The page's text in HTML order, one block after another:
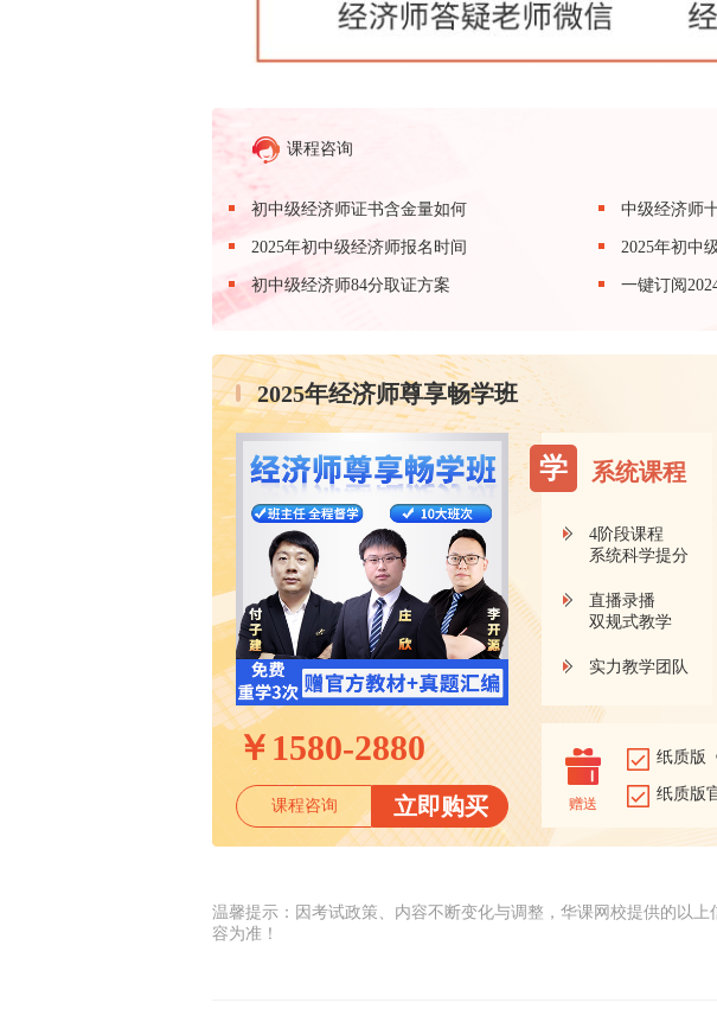
课程咨询
初中级经济师证书含金量如何 中级经济师
2025年初中级经济师报名时间 2025年初中
初中级经济师84分取证方案
一键订阅
2025年经济师尊享畅学班
￥ 1580-2880
课程咨询 立即购买
学 系统课程
4阶段课程
系统科学提分
直播录播
双规式教学
实力教学团队
赠送
纸质版
纸质版
温馨提示：因考试政策、内容不断变化与调整，华课网校提供的以
容为准！